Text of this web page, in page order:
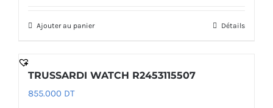
Ajouter au panier Détails
TRUSSARDI WATCH R2453115507
855.000 DT